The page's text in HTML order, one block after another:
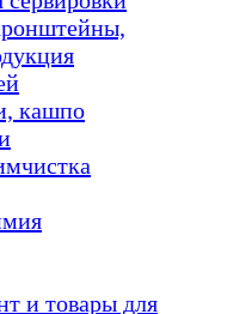
кашпо
и товары для